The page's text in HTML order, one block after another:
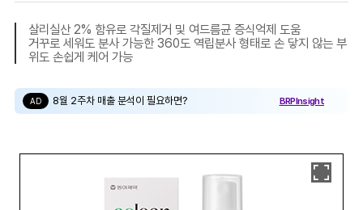
살리실산 2% 함유로 각질제거 및 여드름균 증식억제 도움
거꾸로 세워도 분사 가능한 360도 역립분사 형태로 손 닿지 않는 부
위도 손쉽게 케어 가능
AD 8월 2주차 매출 분석이 필요하면? BRPInsight